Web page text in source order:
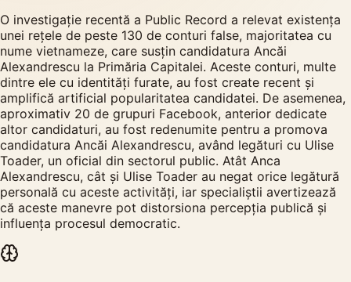
O investigație recentă a Public Record a relevat existența
unei rețele de peste 130 de conturi false, majoritatea cu
nume vietnameze, care susțin candidatura Ancăi
Alexandrescu la Primăria Capitalei. Aceste conturi, multe
dintre ele cu identități furate, au fost create recent și
amplifică artificial popularitatea candidatei. De asemenea,
aproximativ 20 de grupuri Facebook, anterior dedicate
altor candidaturi, au fost redenumite pentru a promova
candidatura Ancăi Alexandrescu, având legături cu Ulise
Toader, un oficial din sectorul public. Atât Anca
Alexandrescu, cât și Ulise Toader au negat orice legătură
personală cu aceste activități, iar specialiștii avertizează
că aceste manevre pot distorsiona percepția publică și
influența procesul democratic.